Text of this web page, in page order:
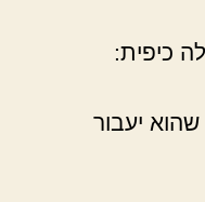
כיפית:
יעבור